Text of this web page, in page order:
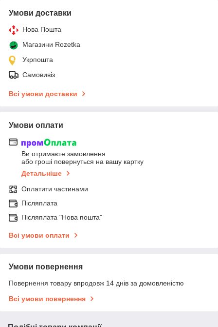
Умови доставки
Нова Пошта
Магазини Rozetka
Укрпошта
Самовивіз
Всі умови доставки
Умови оплати
Ви отримаєте замовлення
або гроші повернуться на вашу картку
Детальніше
Оплатити частинами
Післяплата
Післяплата "Нова пошта"
Всі умови оплати
Умови повернення
Повернення товару впродовж 14 днів за домовленістю
Всі умови повернення